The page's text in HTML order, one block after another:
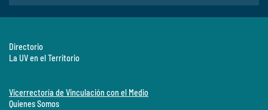
Directorio
La UV en el Territorio
Vicerrectoría de Vinculación con el Medio
Quienes Somos